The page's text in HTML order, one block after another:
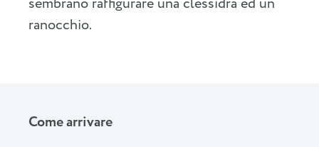
sembrano raffigurare una clessidra ed un
ranocchio.
Come arrivare